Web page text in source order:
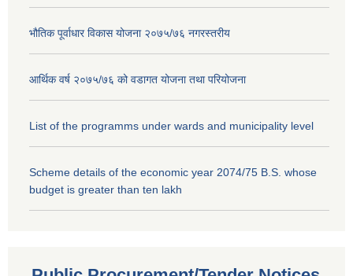
भौतिक पूर्वाधार विकास योजना २०७५/७६ नगरस्तरीय
आर्थिक वर्ष २०७५/७६ को वडागत योजना तथा परियोजना
List of the programms under wards and municipality level
Scheme details of the economic year 2074/75 B.S. whose
budget is greater than ten lakh